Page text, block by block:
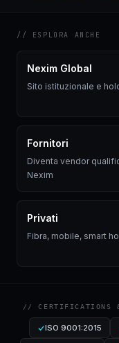
// ESPLORA ANCHE
Nexim Global
Sito istituzionale e
Fornitori
Diventa vendor
Nexim
Privati
Fibra, mobile, smart
// CERTIFICATIONS &
ISO 9001:2015